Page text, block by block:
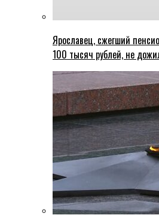
Ярославец, сжегший
100 тысяч рублей, не